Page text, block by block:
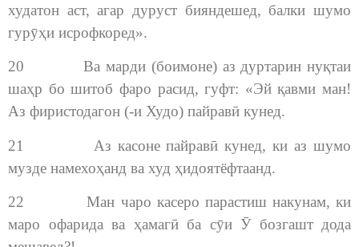
худатон аст, агар дуруст бияндешед, балки шумо
гурӯҳи исрофкоред».
20 Ва марди (боимоне) аз дуртарин нуқтаи
шаҳр бо шитоб фаро расид, гуфт: «Эй қавми ман!
Аз фиристодагон (-и Худо) пайравӣ кунед.
21 Аз касоне пайравӣ кунед, ки аз шумо
музде намехоҳанд ва худ ҳидоятёфтаанд.
22 Ман чаро касеро парастиш накунам, ки
маро офарида ва ҳамагӣ ба сӯи Ӯ бозгашт дода